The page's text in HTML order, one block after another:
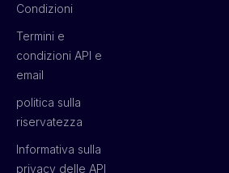
Condizioni
Termini e
condizioni API e
email
politica sulla
riservatezza
Informativa sulla
privacy delle API